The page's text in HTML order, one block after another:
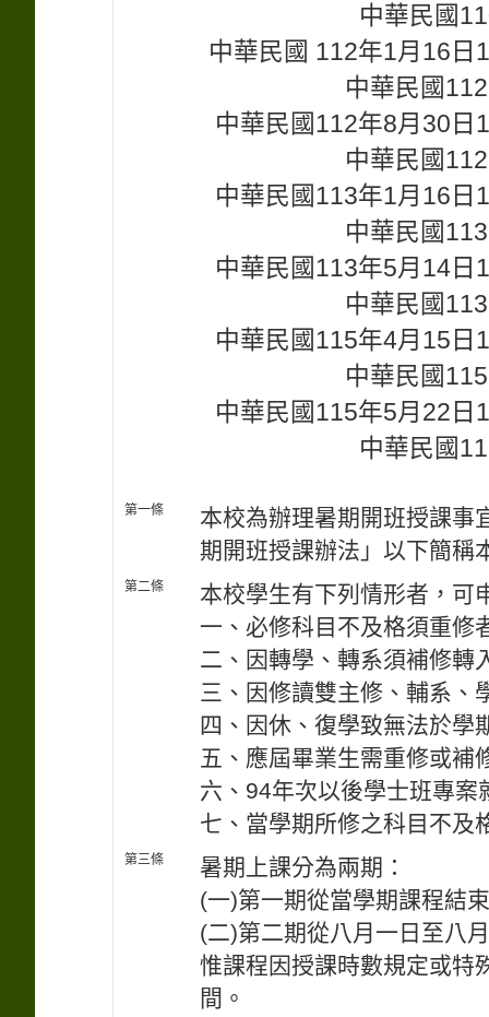
中華民國
中華民國 112年1月16日
中華民國
中華民國112年8月30日
中華民國
中華民國113年1月16日
中華民國
中華民國113年5月14日
中華民國
中華民國115年4月15日
中華民國
中華民國115年5月22日
中華民國
第一條
本校為辦理暑期開班授課事
期開班授課辦法」以下簡稱
第二條
本校學生有下列情形者，可
一、必修科目不及格須重修
二、因轉學、轉系須補修轉
三、因修讀雙主修、輔系、
四、因休、復學致無法於學
五、應屆畢業生需重修或補
六、94年次以後學士班專
七、當學期所修之科目不及
第三條
暑期上課分為兩期：
(一)第一期從當學期課程結
(二)第二期從八月一日至八
惟課程因授課時數規定或特
間。